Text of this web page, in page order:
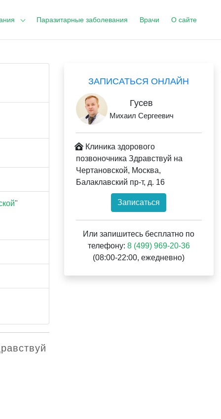
Паразитарные заболевания Врачи О сайте
"
ЗАПИСАТЬСЯ ОНЛАЙН
Гусев
Михаил Сергеевич
Клиника здорового
позвоночника Здравствуй на
Чертановской, Москва,
Балаклавский пр-т, д. 16
Записаться
Или запишитесь бесплатно по
телефону: 8 (499) 969-20-36
(08:00-22:00, ежедневно)